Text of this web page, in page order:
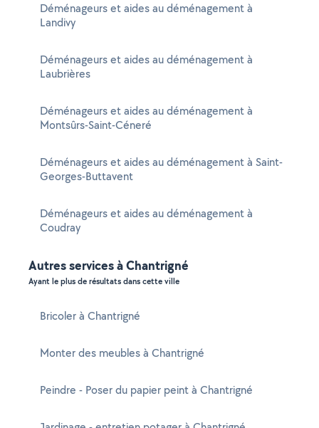
Déménageurs et aides au déménagement à
Landivy
Déménageurs et aides au déménagement à
Laubrières
Déménageurs et aides au déménagement à
Montsûrs-Saint-Céneré
Déménageurs et aides au déménagement à Saint-
Georges-Buttavent
Déménageurs et aides au déménagement à
Coudray
Autres services à Chantrigné
Ayant le plus de résultats dans cette ville
Bricoler à Chantrigné
Monter des meubles à Chantrigné
Peindre - Poser du papier peint à Chantrigné